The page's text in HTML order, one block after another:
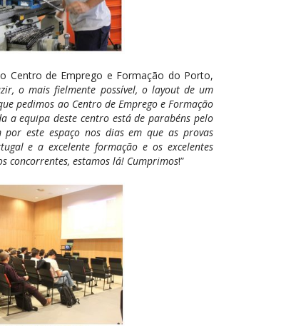
Centro de Emprego e Formação do Porto,
o mais fielmente possível, o layout de um
pedimos ao Centro de Emprego e Formação
a equipa deste centro está de parabéns pelo
este espaço nos dias em que as provas
e a excelente formação e os excelentes
concorrentes, estamos lá! Cumprimos!”